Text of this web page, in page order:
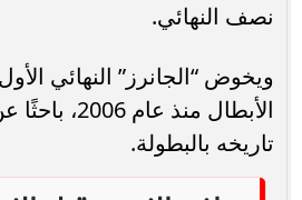
نصف النهائي.
ويخوض “الجانرز” النهائي
الأبطال منذ
تاريخه بالبطولة.